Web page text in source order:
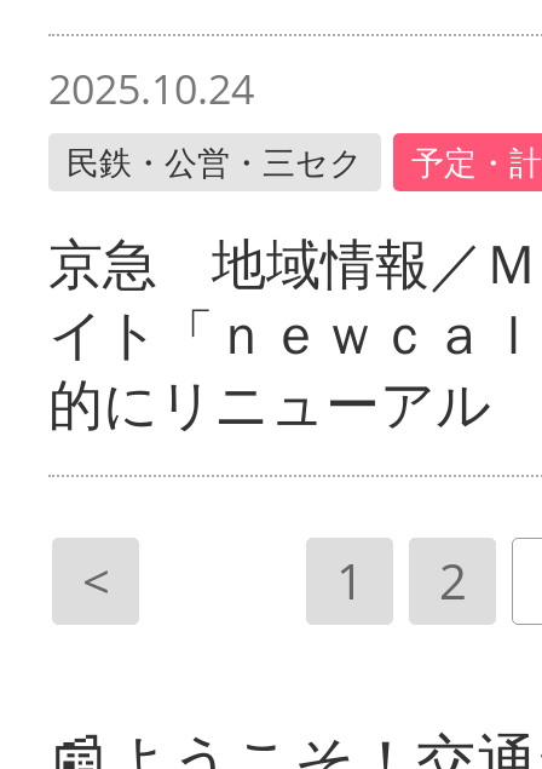
2025.10.24
民鉄・公営・三セク 予定・
京急 地域情報／
イト「ｎｅｗｃａ
的にリニューアル
< 1 2